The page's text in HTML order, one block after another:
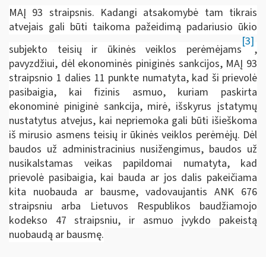
MAĮ 93 straipsnis. Kadangi atsakomybė tam tikrais
atvejais gali būti taikoma pažeidimą padariusio ūkio
subjekto teisių ir ūkinės veiklos perėmėjams
[3]
,
pavyzdžiui, dėl ekonominės piniginės sankcijos, MAĮ 93
straipsnio 1 dalies 11 punkte numatyta, kad ši prievolė
pasibaigia, kai fizinis asmuo, kuriam paskirta
ekonominė piniginė sankcija, mirė, išskyrus įstatymų
nustatytus atvejus, kai nepriemoka gali būti išieškoma
iš mirusio asmens teisių ir ūkinės veiklos perėmėjų. Dėl
baudos už administracinius nusižengimus, baudos už
nusikalstamas veikas papildomai numatyta, kad
prievolė pasibaigia, kai bauda ar jos dalis pakeičiama
kita nuobauda ar bausme, vadovaujantis ANK 676
straipsniu arba Lietuvos Respublikos baudžiamojo
kodekso 47 straipsniu, ir asmuo įvykdo pakeistą
nuobaudą ar bausmę.